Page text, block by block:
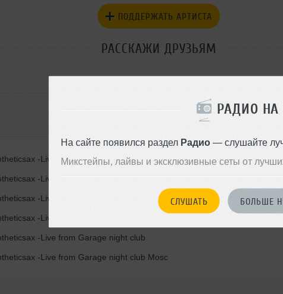
РАДИО НА
На сайте появился раздел Радио— слушайте
Микстейпы, лайвы и эксклюзивные сеты от
СЛУШАТЬ БОЛЬШЕ
ПОДДЕРЖАТЬ АРТИСТА
РАССКАЖИ ДРУЗЬЯМ
-Live from Garage night club Moscow
-Live from
-Live from Garage
-Live from Garage nightow
-Live from Garage night club
-Live from Garage night club Mosc